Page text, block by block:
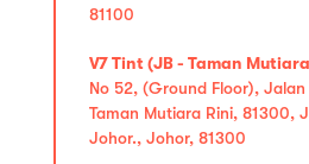
81100
V7 Tint (JB - Taman
No 52, (Ground Floor),
Taman Mutiara Rini, 81300,
Johor., Johor, 81300